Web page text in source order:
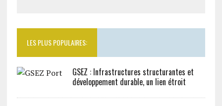
LES PLUS POPULAIRES:
GSEZ : Infrastructures structurantes et
développement durable, un lien étroit